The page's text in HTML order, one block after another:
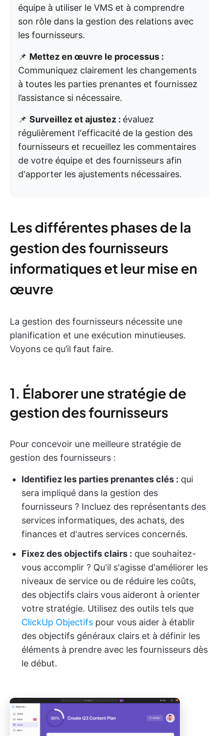
équipe à utiliser le VMS et à comprendre
son rôle dans la gestion des relations avec
les fournisseurs.
📌 Mettez en œuvre le processus :
Communiquez clairement les changements
à toutes les parties prenantes et fournissez
l’assistance si nécessaire.
📌 Surveillez et ajustez : évaluez
régulièrement l'efficacité de la gestion des
fournisseurs et recueillez les commentaires
de votre équipe et des fournisseurs afin
d'apporter les ajustements nécessaires.
Les différentes phases de la
gestion des fournisseurs
informatiques et leur mise en
œuvre
La gestion des fournisseurs nécessite une
planification et une exécution minutieuses.
Voyons ce qu’il faut faire.
1. Élaborer une stratégie de
gestion des fournisseurs
Pour concevoir une meilleure stratégie de
gestion des fournisseurs :
Identifiez les parties prenantes clés : qui
sera impliqué dans la gestion des
fournisseurs ? Incluez des représentants des
services informatiques, des achats, des
finances et d'autres services concernés.
Fixez des objectifs clairs : que souhaitez-
vous accomplir ? Qu'il s'agisse d'améliorer les
niveaux de service ou de réduire les coûts,
des objectifs clairs vous aideront à orienter
votre stratégie. Utilisez des outils tels que
ClickUp Objectifs pour vous aider à établir
des objectifs généraux clairs et à définir les
éléments à prendre avec les fournisseurs dès
le début.